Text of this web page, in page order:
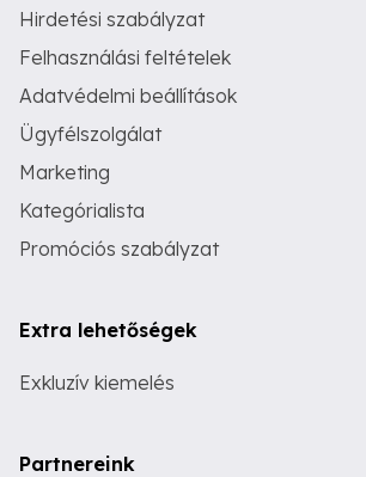
Hirdetési szabályzat
Felhasználási feltételek
Adatvédelmi beállítások
Ügyfélszolgálat
Marketing
Kategórialista
Promóciós szabályzat
Extra lehetőségek
Exkluzív kiemelés
Partnereink